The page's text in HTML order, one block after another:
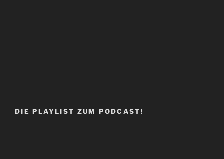
DIE PLAYLIST ZUM PODCAST!